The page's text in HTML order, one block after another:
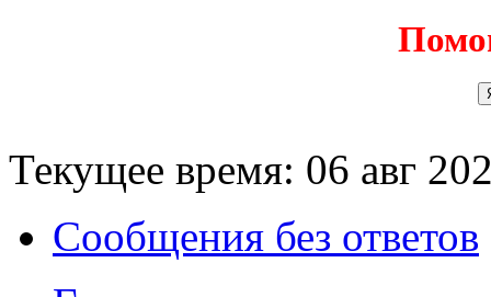
Текущее время: 06 авг
Сообщения без ответов